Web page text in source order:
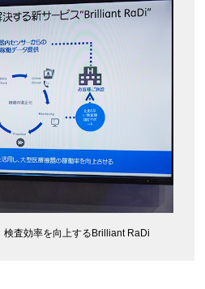
検査効率を向上するBrilliant RaDi